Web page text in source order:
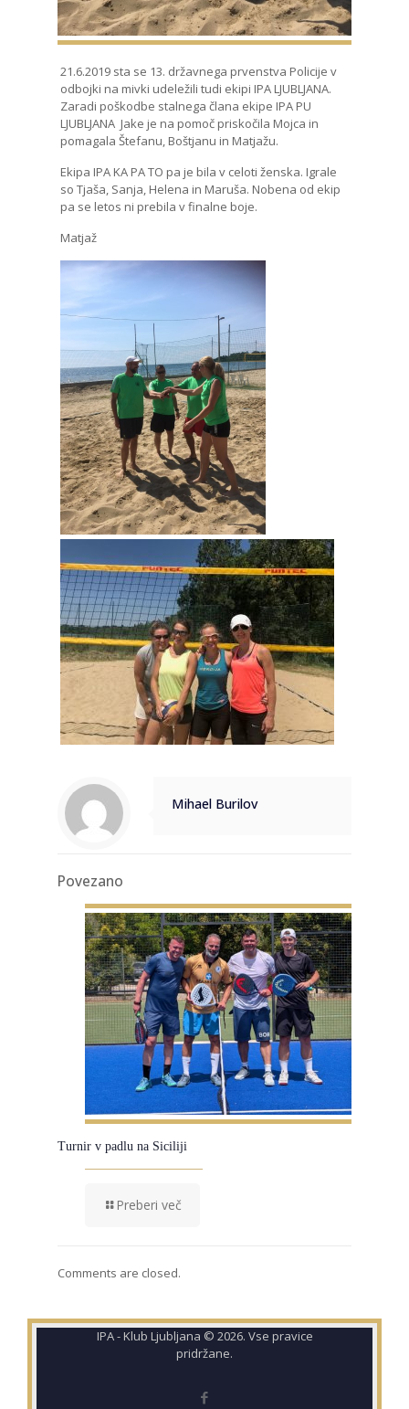
21.6.2019 sta se 13. državnega prvenstva Policije v
odbojki na mivki udeležili tudi ekipi IPA LJUBLJANA.
Zaradi poškodbe stalnega člana ekipe IPA PU
LJUBLJANA Jake je na pomoč priskočila Mojca in
pomagala Štefanu, Boštjanu in Matjažu.
Ekipa IPA KA PA TO pa je bila v celoti ženska. Igrale
so Tjaša, Sanja, Helena in Maruša. Nobena od ekip
pa se letos ni prebila v finalne boje.
Matjaž
Mihael Burilov
Povezano
Turnir v padlu na Siciliji
Preberi več
Comments are closed.
IPA - Klub Ljubljana © 2026. Vse pravice
pridržane.